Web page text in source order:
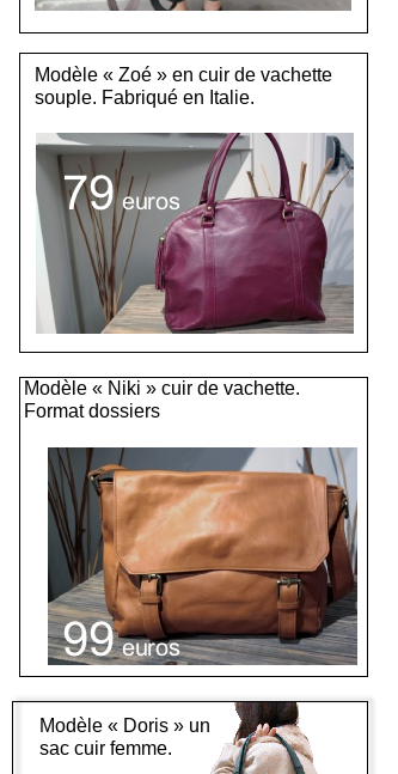
Modèle « Doris » un
sac cuir femme.
Modèle « Zoé » en cuir de vachette
souple. Fabriqué en Italie.
Modèle « Niki » cuir de vachette.
Format dossiers